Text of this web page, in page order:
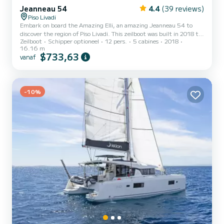
Jeanneau 54 4.4 (39 reviews)
Piso Livadi
Embark on board the Amazing Elli, an amazing Jeanneau 54 to
discover the region of Piso Livadi. This zeilboot was built in 2018 to
ensure complete comfort and performance at sea. The boat has 5
cabins with total comfort and a capacity of 14 passengers. With a
total length of 16 meters and 110 horsepower, it will be your best
aan boor...
Zeilboot Schipper optioneel 12 pers. 5 cabines
2018
16.16 m
vanaf $733,63
-10%